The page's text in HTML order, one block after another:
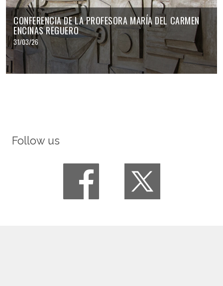
CONFERENCIA DE LA PROFESORA MARÍA DEL CARMEN
ENCINAS REGUERO
31/03/26
Follow us